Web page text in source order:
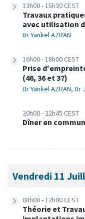
13h00 - 15h30 CEST
Travaux
avec utilisation
Dr Yankel AZRAN
16h00 - 18h00 CEST
Prise
(46, 36 et 37)
Dr Yankel AZRAN, Dr
20h00 - 22h45 CEST
Dîner en commun
Vendredi 11
08h00 - 12h00 CEST
Théorie et